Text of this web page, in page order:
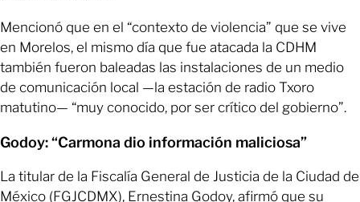
Mencionó que en el “contexto de violencia” que se vive
en Morelos, el mismo día que fue atacada la CDHM
también fueron baleadas las instalaciones de un medio
de comunicación local —la estación de radio Txoro
matutino— “muy conocido, por ser crítico del gobierno”.
Godoy: “Carmona dio información maliciosa”
La titular de la Fiscalía General de Justicia de la Ciudad de
México (FGJCDMX), Ernestina Godoy, afirmó que su